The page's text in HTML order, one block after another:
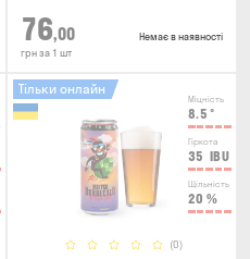
76,00
грн за 1 шт
Немає в наявності
Міцність
8.5 °
Гіркота
35 IBU
Щільність
20 %
(0)
Тільки онлайн